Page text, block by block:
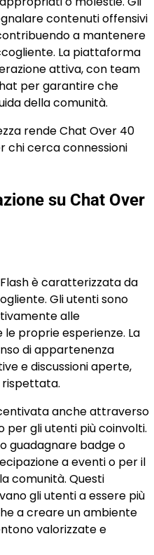
contenuti offensivi
a mantenere
La piattaforma
attiva, con team
per garantire che
della comunità.
rende Chat Over 40
chi cerca connessioni
su Chat Over
è caratterizzata da
Gli utenti sono
alle
proprie esperienze. La
di appartenenza
e discussioni aperte,
rispettata.
anche attraverso
gli utenti più coinvolti.
guadagnare badge o
a eventi o per il
comunità. Questi
gli utenti a essere più
a creare un ambiente
valorizzate e